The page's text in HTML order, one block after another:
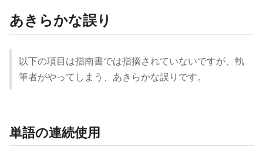
あきらかな誤り
以下の項目は指南書では指摘されていないですが、執
筆者がやってしまう、あきらかな誤りです。
単語の連続使用